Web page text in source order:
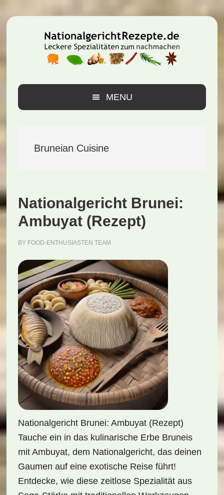
Hauptnavigation
Inhalt
Seitenspalte
MENU
Bruneian Cuisine
Nationalgericht Brunei:
Ambuyat (Rezept)
BY FOOD-ENTHUSIASTEN TEAM
Nationalgericht Brunei: Ambuyat (Rezept)
Tauche ein in das kulinarische Erbe Bruneis
mit Ambuyat, dem Nationalgericht, das deinen
Gaumen auf eine exotische Reise führt!
Entdecke, wie diese zeitlose Spezialität aus